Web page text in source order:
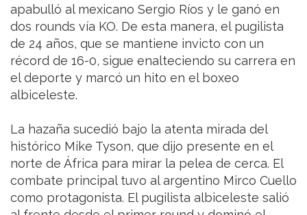
apabulló al mexicano Sergio Ríos y le ganó en
dos rounds vía KO. De esta manera, el pugilista
de 24 años, que se mantiene invicto con un
récord de 16-0, sigue enalteciendo su carrera en
el deporte y marcó un hito en el boxeo
albiceleste.
La hazaña sucedió bajo la atenta mirada del
histórico Mike Tyson, que dijo presente en el
norte de África para mirar la pelea de cerca. El
combate principal tuvo al argentino Mirco Cuello
como protagonista. El pugilista albiceleste salió